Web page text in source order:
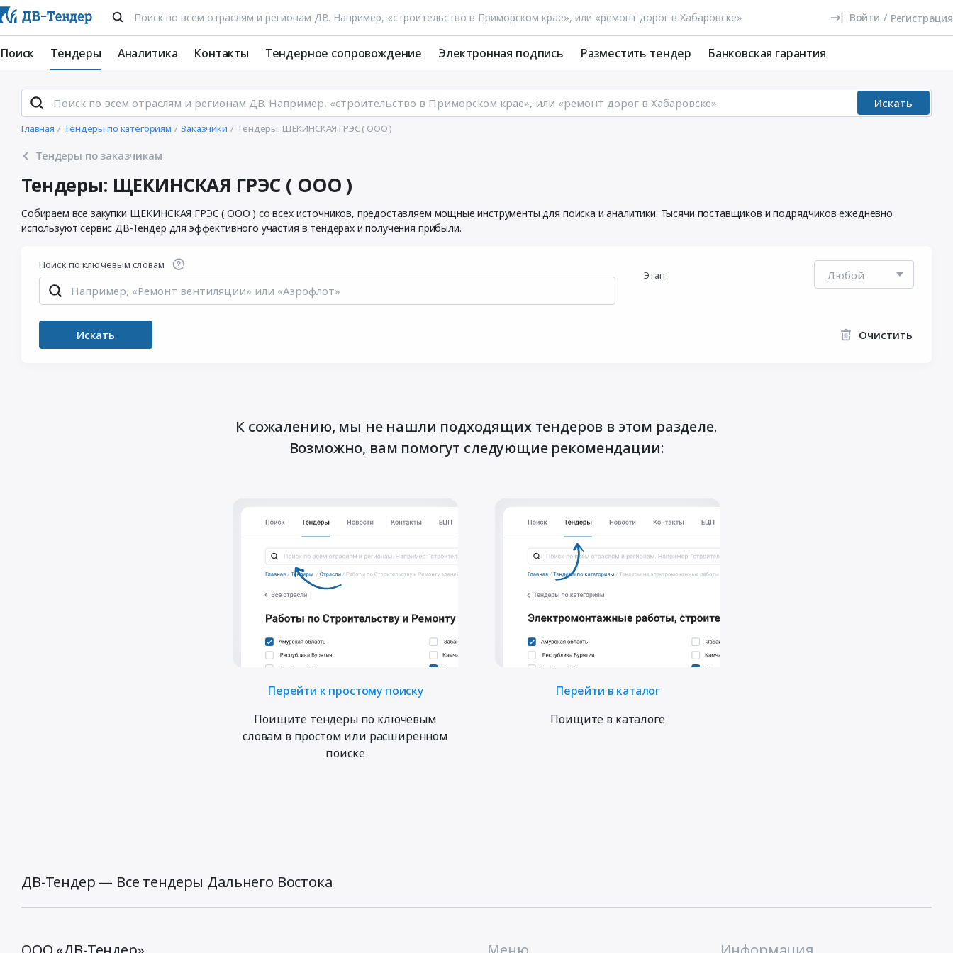
Войти / Регистрация
Поиск Тендеры Аналитика Контакты Тендерное сопровождение Электронная подпись Разместить тендер Банковская гарантия
Искать
Главная Тендеры по категориям Заказчики Тендеры: ЩЕКИНСКАЯ ГРЭС ( ООО )
Тендеры по заказчикам
Тендеры: ЩЕКИНСКАЯ ГРЭС ( ООО )
Собираем все закупки ЩЕКИНСКАЯ ГРЭС ( ООО ) со всех источников, предоставляем мощные инструменты для поиска и аналитики. Тысячи поставщиков и подрядчиков ежедневно
используют сервис ДВ-Тендер для эффективного участия в тендерах и получения прибыли.
Поиск по ключевым словам
Этап
Искать Очистить
К сожалению, мы не нашли подходящих тендеров в этом разделе.
Возможно, вам помогут следующие рекомендации:
Перейти к простому поиску
Поищите тендеры по ключевым
словам в простом или расширенном
поиске
Перейти в каталог
Поищите в каталоге
ДВ-Тендер — Все тендеры Дальнего Востока